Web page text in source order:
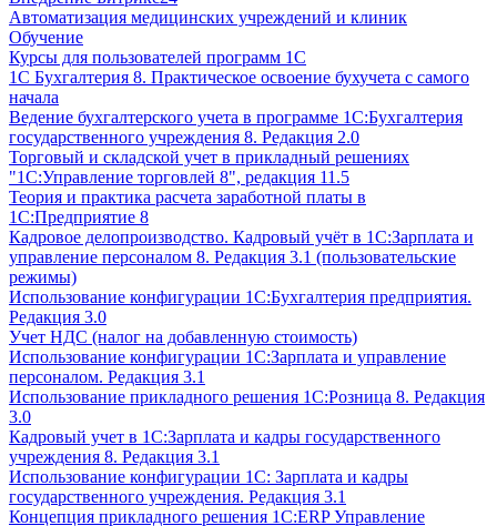
Автоматизация медицинских учреждений и клиник
Обучение
Курсы для пользователей программ 1С
1С Бухгалтерия 8. Практическое освоение бухучета с самого
начала
Ведение бухгалтерского учета в программе 1С:Бухгалтерия
государственного учреждения 8. Редакция 2.0
Торговый и складской учет в прикладный решениях
"1С:Управление торговлей 8", редакция 11.5
Теория и практика расчета заработной платы в
1С:Предприятие 8
Кадровое делопроизводство. Кадровый учёт в 1С:Зарплата и
управление персоналом 8. Редакция 3.1 (пользовательские
режимы)
Использование конфигурации 1С:Бухгалтерия предприятия.
Редакция 3.0
Учет НДС (налог на добавленную стоимость)
Использование конфигурации 1С:Зарплата и управление
персоналом. Редакция 3.1
Использование прикладного решения 1С:Розница 8. Редакция
3.0
Кадровый учет в 1С:Зарплата и кадры государственного
учреждения 8. Редакция 3.1
Использование конфигурации ‎1С: Зарплата и кадры
государственного учреждения. Редакция 3.1
Концепция прикладного решения 1С:ERP Управление